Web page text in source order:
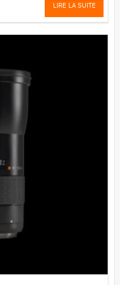
LIRE LA SUITE